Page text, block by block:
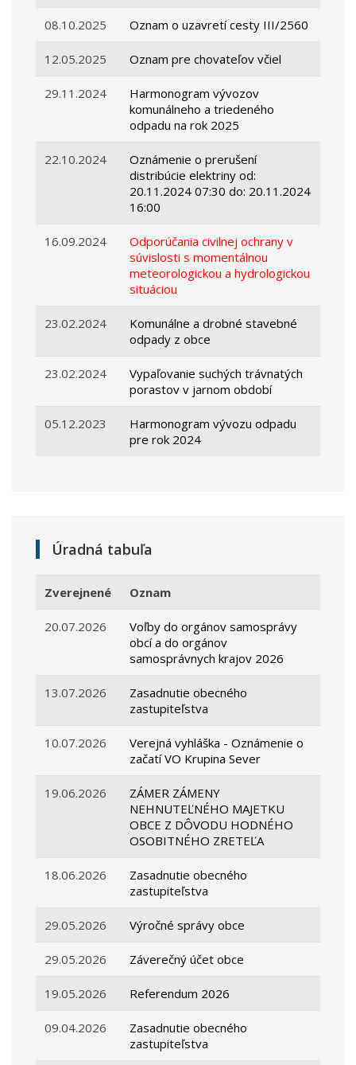
08.10.2025 Oznam o uzavretí cesty III/2560
12.05.2025 Oznam pre chovateľov včiel
29.11.2024
Harmonogram vývozov
komunálneho a triedeného
odpadu na rok 2025
22.10.2024
Oznámenie o prerušení
distribúcie elektriny od:
20.11.2024 07:30 do: 20.11.2024
16:00
16.09.2024
Odporúčania civilnej ochrany v
súvislosti s momentálnou
meteorologickou a hydrologickou
situáciou
23.02.2024
Komunálne a drobné stavebné
odpady z obce
23.02.2024
Vypaľovanie suchých trávnatých
porastov v jarnom období
05.12.2023
Harmonogram vývozu odpadu
pre rok 2024
Úradná tabuľa
Zverejnené Oznam
20.07.2026
Voľby do orgánov samosprávy
obcí a do orgánov
samosprávnych krajov 2026
13.07.2026
Zasadnutie obecného
zastupiteľstva
10.07.2026
Verejná vyhláška - Oznámenie o
začatí VO Krupina Sever
19.06.2026
ZÁMER ZÁMENY
NEHNUTEĽNÉHO MAJETKU
OBCE Z DÔVODU HODNÉHO
OSOBITNÉHO ZRETEĽA
18.06.2026
Zasadnutie obecného
zastupiteľstva
29.05.2026 Výročné správy obce
29.05.2026 Záverečný účet obce
19.05.2026 Referendum 2026
09.04.2026
Zasadnutie obecného
zastupiteľstva